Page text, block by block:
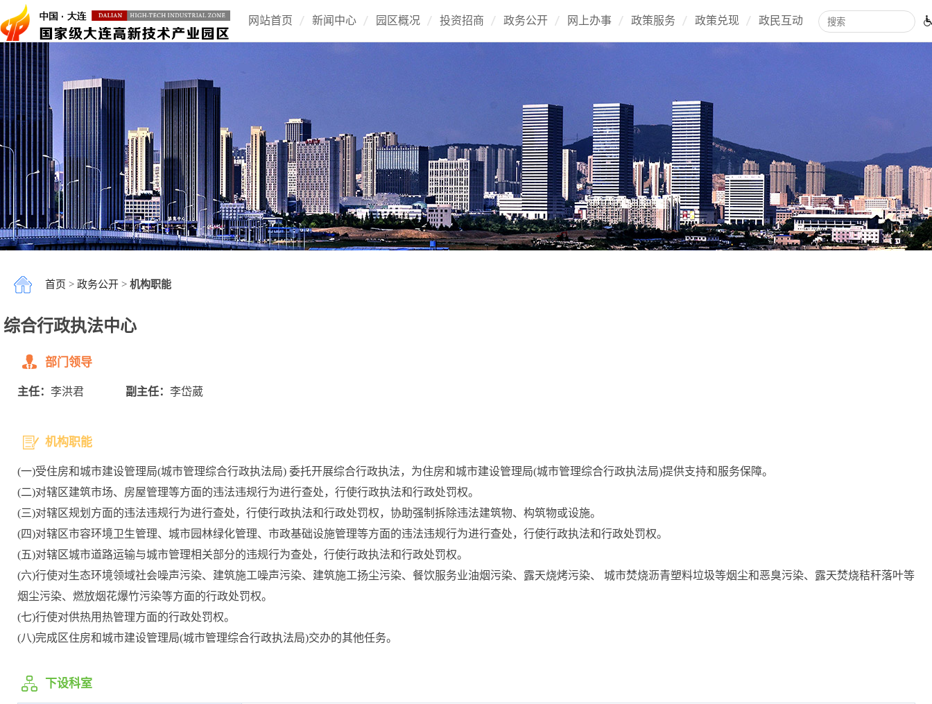
网站首页 新闻中心 园区概况 投资招商 政务公开 网上办事 政策服务 政策兑现 政民互动
首页 > 政务公开>机构职能
综合行政执法中心
部门领导
主任： 李洪君 副主任： 李岱葳
机构职能
(一)受住房和城市建设管理局(城市管理综合行政执法局) 委托开展综合行政执法，为住房和城市建设管理局(城市管理综合行政执法局)提供支持和服务保障。
(二)对辖区建筑市场、房屋管理等方面的违法违规行为进行查处，行使行政执法和行政处罚权。
(三)对辖区规划方面的违法违规行为进行查处，行使行政执法和行政处罚权，协助强制拆除违法建筑物、构筑物或设施。
(四)对辖区市容环境卫生管理、城市园林绿化管理、市政基础设施管理等方面的违法违规行为进行查处，行使行政执法和行政处罚权。
(五)对辖区城市道路运输与城市管理相关部分的违规行为查处，行使行政执法和行政处罚权。
(六)行使对生态环境领域社会噪声污染、建筑施工噪声污染、建筑施工扬尘污染、餐饮服务业油烟污染、露天烧烤污染、 城市焚烧沥青塑料垃圾等烟尘和恶臭污染、露天焚烧秸秆落叶等
烟尘污染、燃放烟花爆竹污染等方面的行政处罚权。
(七)行使对供热用热管理方面的行政处罚权。
(八)完成区住房和城市建设管理局(城市管理综合行政执法局)交办的其他任务。
下设科室